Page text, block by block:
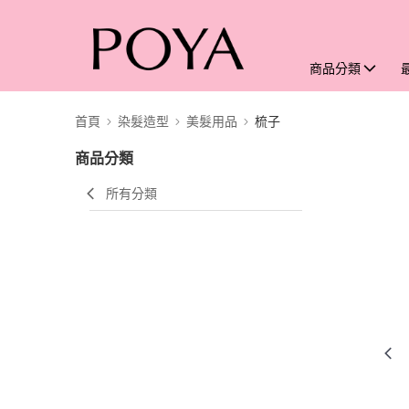
商品分類
首頁 染髮造型 美髮用品 梳子
商品分類
所有分類